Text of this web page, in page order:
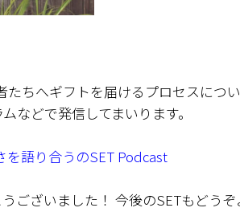
ちへギフトを届けるプロセスにつ
などで発信してまいります。
語り合うのSET Podcast
ございました！ 今後のSETもどう